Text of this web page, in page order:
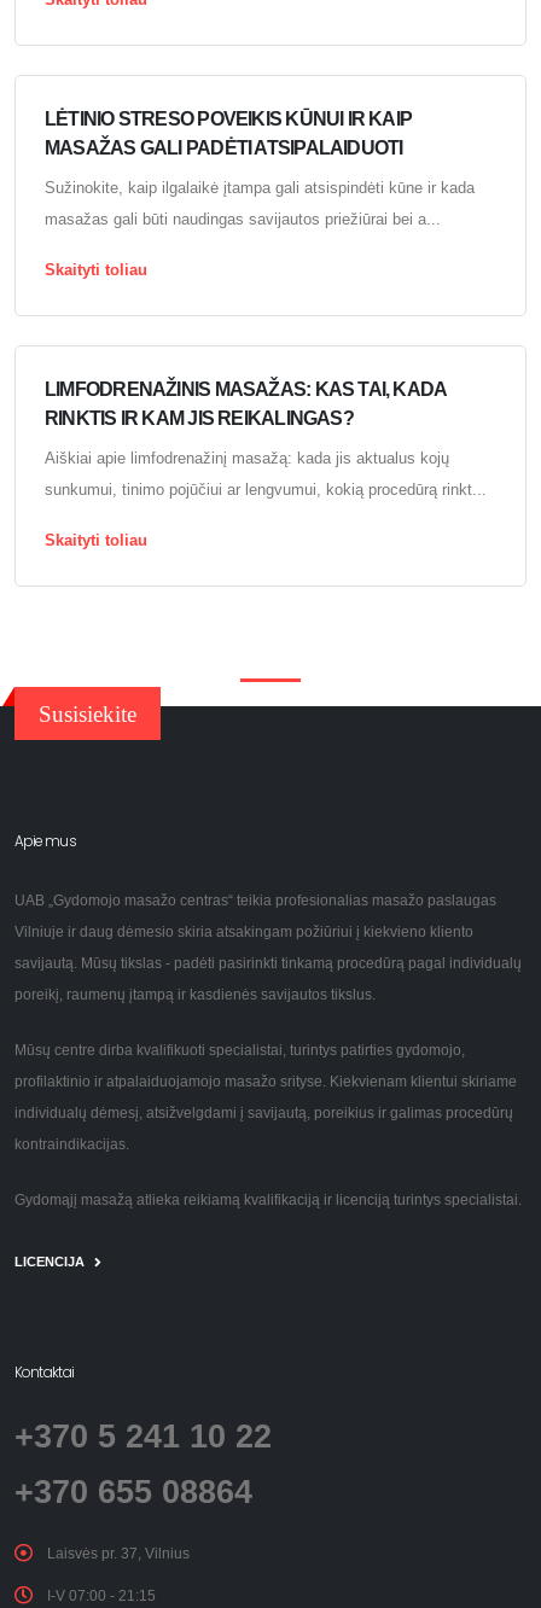
LĖTINIO STRESO POVEIKIS KŪNUI IR KAIP
MASAŽAS GALI PADĖTI ATSIPALAIDUOTI
Sužinokite, kaip ilgalaikė įtampa gali atsispindėti kūne ir kada
masažas gali būti naudingas savijautos priežiūrai bei a...
Skaityti toliau
LIMFODRENAŽINIS MASAŽAS: KAS TAI, KADA
RINKTIS IR KAM JIS REIKALINGAS?
Aiškiai apie limfodrenažinį masažą: kada jis aktualus kojų
sunkumui, tinimo pojūčiui ar lengvumui, kokią procedūrą rinkt...
Skaityti toliau
Susisiekite
Apie mus
UAB „Gydomojo masažo centras“ teikia profesionalias masažo paslaugas
Vilniuje ir daug dėmesio skiria atsakingam požiūriui į kiekvieno kliento
savijautą. Mūsų tikslas - padėti pasirinkti tinkamą procedūrą pagal individualų
poreikį, raumenų įtampą ir kasdienės savijautos tikslus.
Mūsų centre dirba kvalifikuoti specialistai, turintys patirties gydomojo,
profilaktinio ir atpalaiduojamojo masažo srityse. Kiekvienam klientui skiriame
individualų dėmesį, atsižvelgdami į savijautą, poreikius ir galimas procedūrų
kontraindikacijas.
Gydomąjį masažą atlieka reikiamą kvalifikaciją ir licenciją turintys specialistai.
LICENCIJA
Kontaktai
+370 5 241 10 22
+370 655 08864
Laisvės pr. 37, Vilnius
I-V 07:00 - 21:15